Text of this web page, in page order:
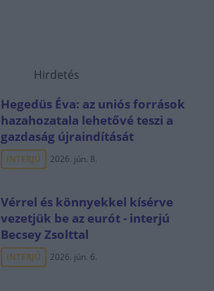
Hirdetés
Hegedüs Éva: az uniós források
hazahozatala lehetővé teszi a
gazdaság újraindítását
INTERJÚ 2026. jún. 8.
Vérrel és könnyekkel kísérve
vezetjük be az eurót - interjú
Becsey Zsolttal
INTERJÚ 2026. jún. 6.